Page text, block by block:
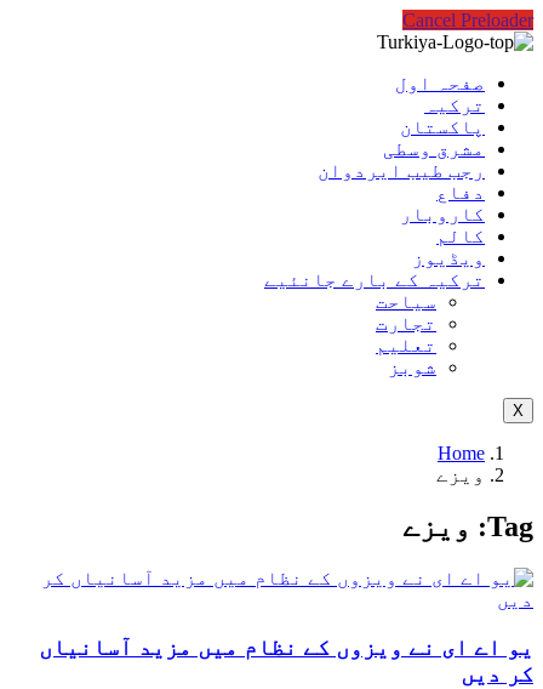
Cancel Preloader
صفحہ اول
ترکیہ
پاکستان
مشرق وسطی
رجب طیب ایردوان
دفاع
کاروبار
کالم
ویڈیوز
ترکیہ کے بارے جانئیے
سیاحت
تجارت
تعلیم
شوبز
X
Home
ویزے
Tag: ویزے
یو اے ای نے ویزوں کے نظام میں مزید آسانیاں
کر دیں